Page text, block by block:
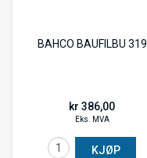
BAHCO BAUFILBU 319
kr 386,00
Eks. MVA
KJØP